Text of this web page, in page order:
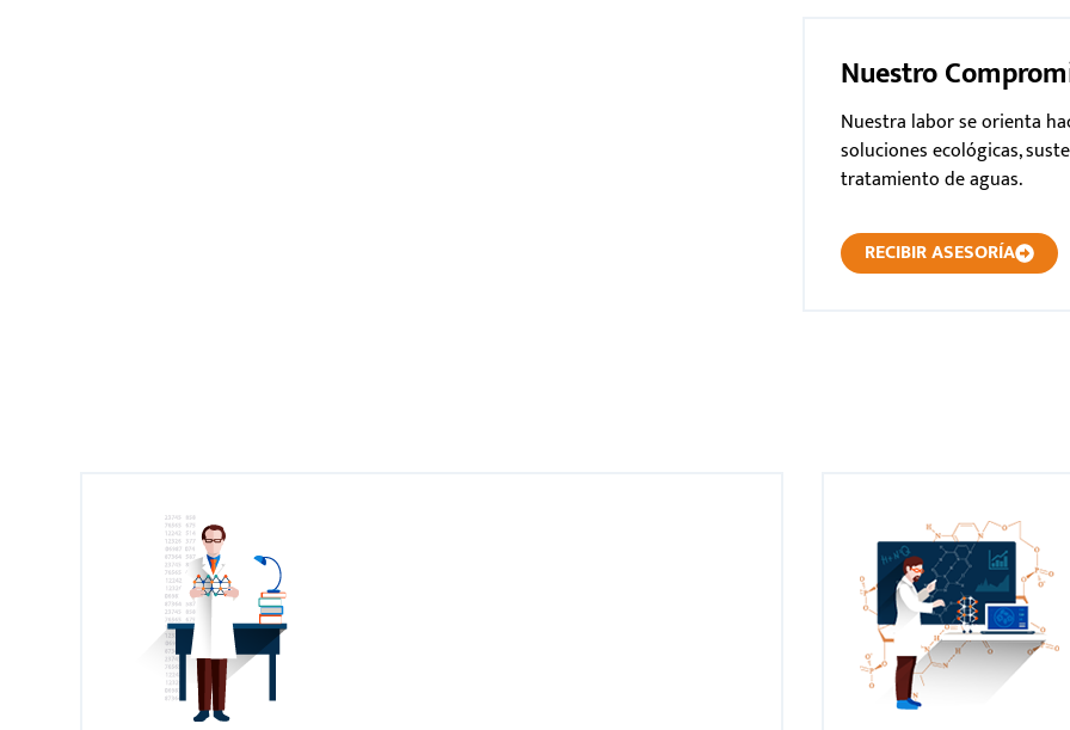
Nuestro
Nuestra labor se orienta
soluciones ecológicas,
tratamiento de aguas.
RECIBIR ASESORÍA